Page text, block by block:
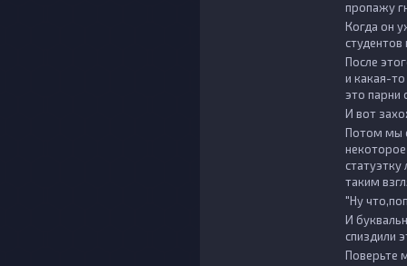
пропажу
Когда он
После
и какая-
это парни
И вот
Потом мы
таким
"Ну
И
спиздили
Поверьте